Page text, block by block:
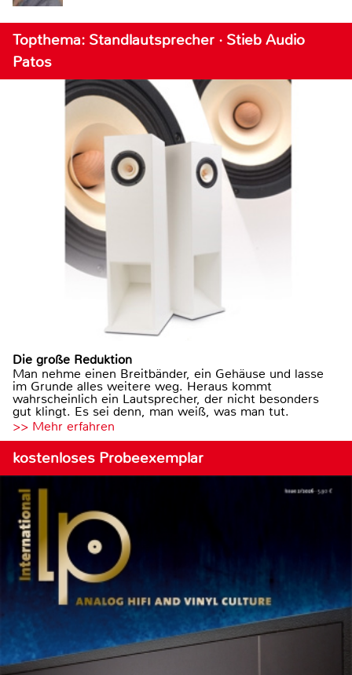
Topthema: Standlautsprecher · Stieb Audio
Patos
Die große Reduktion
Man nehme einen Breitbänder, ein Gehäuse und lasse
im Grunde alles weitere weg. Heraus kommt
wahrscheinlich ein Lautsprecher, der nicht besonders
gut klingt. Es sei denn, man weiß, was man tut.
>> Mehr erfahren
kostenloses Probeexemplar